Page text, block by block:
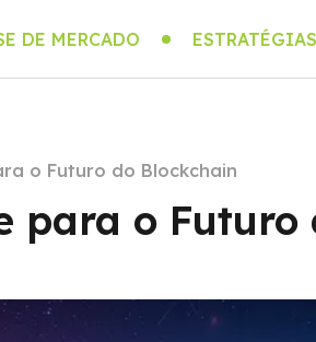
DE MERCADO
o Futuro do Blockchain
para o Futuro